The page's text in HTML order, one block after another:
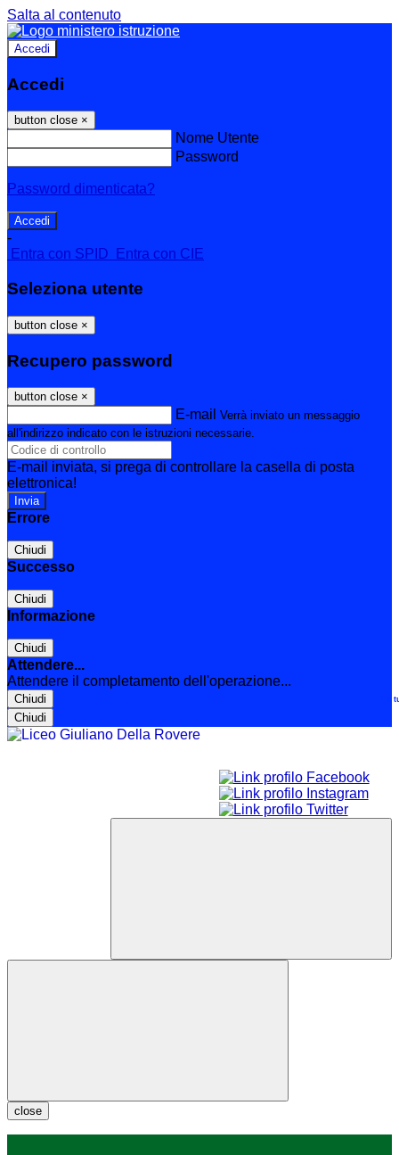
Salta al contenuto
Accedi
Accedi
button close ×
Nome Utente
Password
Password dimenticata?
-
Entra con SPID
Entra con CIE
Seleziona utente
button close ×
Recupero password
button close ×
E-mail Verrà inviato un messaggio
all'indirizzo indicato con le istruzioni necessarie.
E-mail inviata, si prega di controllare la casella di posta
elettronica!
Errore
Chiudi
Successo
Chiudi
Informazione
Chiudi
Attendere...
Attendere il completamento dell'operazione...
Chiudi
Chiudi
Le
close